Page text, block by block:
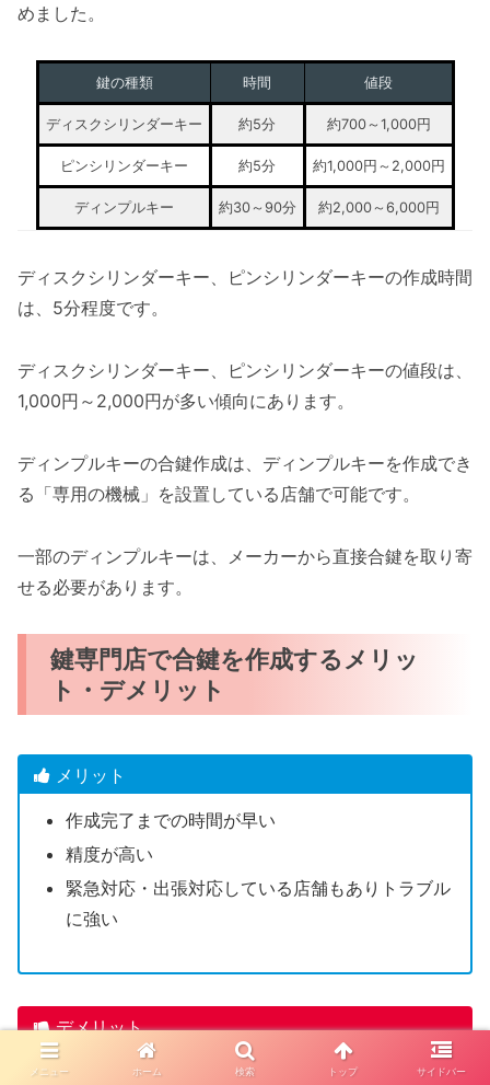
めました。
鍵の種類 時間 値段
ディスクシリンダーキー 約5分 約700～1,000円
ピンシリンダーキー 約5分 約1,000円～2,000円
ディンプルキー 約30～90分 約2,000～6,000円
ディスクシリンダーキー、ピンシリンダーキーの作成時間
は、5分程度です。
ディスクシリンダーキー、ピンシリンダーキーの値段は、
1,000円～2,000円が多い傾向にあります。
ディンプルキーの合鍵作成は、ディンプルキーを作成でき
る「専用の機械」を設置している店舗で可能です。
一部のディンプルキーは、メーカーから直接合鍵を取り寄
せる必要があります。
鍵専門店で合鍵を作成するメリッ
ト・デメリット
メリット
作成完了までの時間が早い
精度が高い
緊急対応・出張対応している店舗もありトラブル
に強い
デメリット
一部のディンプルキーは店舗で合鍵作成できない
メニュー ホーム 検索 トップ サイドバー